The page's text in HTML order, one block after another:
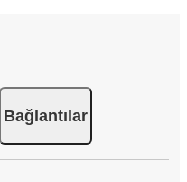
Bağlantılar